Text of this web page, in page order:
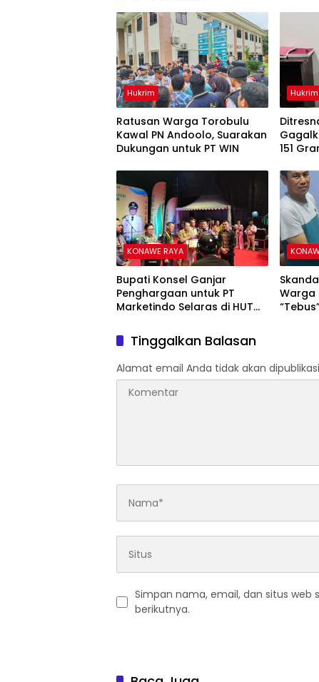
Hukrim
‎Ratusan Warga Torobulu
Kawal PN Andoolo, Suarakan
Dukungan untuk PT WIN
Hukrim
151
KONAWE RAYA
Bupati Konsel Ganjar
Penghargaan untuk PT
Marketindo Selaras di HUT
Warga
Tinggalkan Balasan
Alamat email Anda tidak akan
Simpan nama, email, dan situs
berikutnya.